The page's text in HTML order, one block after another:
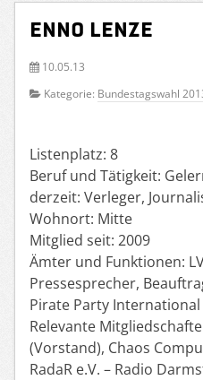
Enno Lenze
10.05.13
Kategorie: Bundestagswahl
Listenplatz: 8
Beruf und Tätigkeit:
derzeit: Verleger,
Wohnort: Mitte
Mitglied seit: 2009
Ämter und Funktionen:
Pressesprecher,
Pirate Party
Relevante
(Vorstand), Chaos
RadaR e.V. – Radio